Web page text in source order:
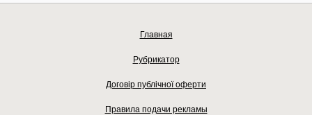
Главная
Рубрикатор
Договір публічної оферти
Правила подачи рекламы